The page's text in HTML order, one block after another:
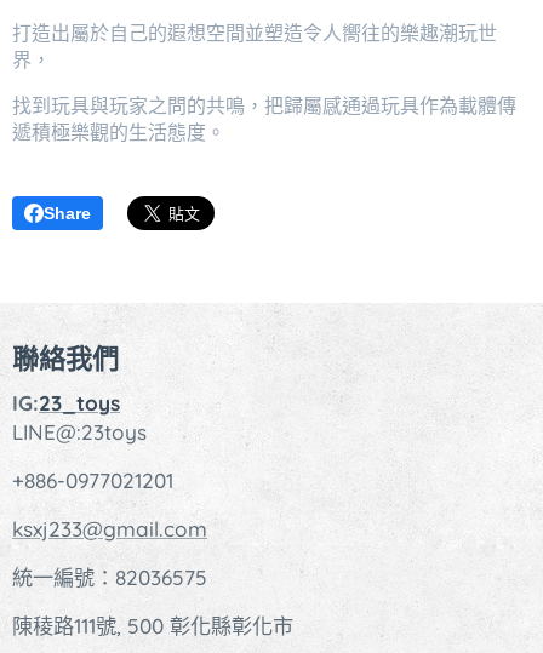
打造出屬於自己的遐想空間並塑造令人嚮往的樂趣潮玩世
界，
找到玩具與玩家之問的共鳴，把歸屬感通過玩具作為載體傳
遞積極樂觀的生活態度。
Share
聯絡我們
IG:23_toys
LINE@:23toys
+886-0977021201
ksxj233@gmail.com
統一編號：82036575
陳稜路111號, 500 彰化縣彰化市